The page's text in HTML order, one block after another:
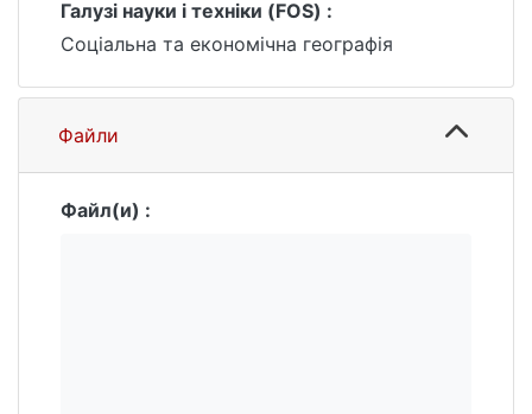
Галузі науки і техніки (FOS) :
Соціальна та економічна географія
Файли
Файл(и) :